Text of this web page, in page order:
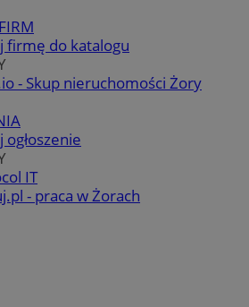
firmę do katalogu
- Skup nieruchomości Żory
ogłoszenie
IT
- praca w Żorach